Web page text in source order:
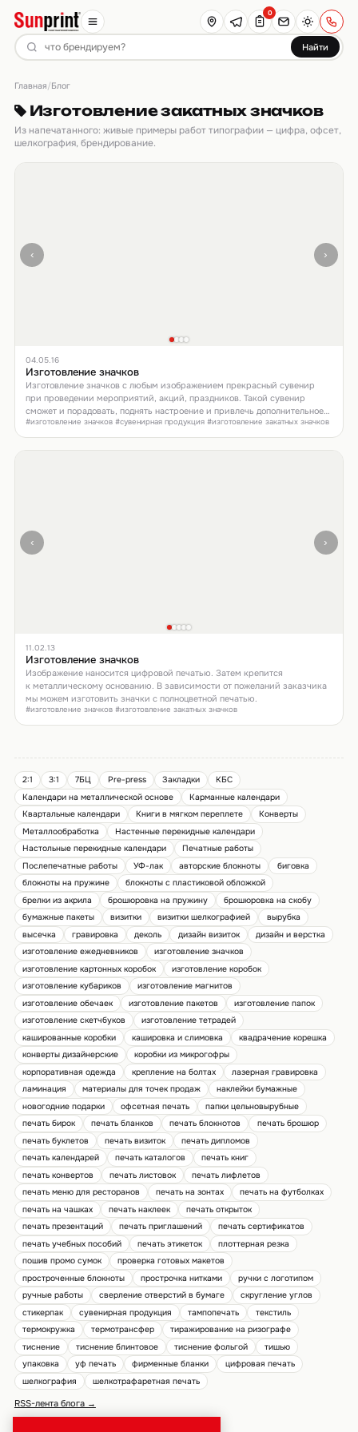
Найти
0
Главная/Блог
Изготовление закатных значков
Из напечатанного: живые примеры работ типографии — цифра, офсет,
шелкография, брендирование.
‹ ›
04.05.16
Изготовление значков
Изготовление значков с любым изображением прекрасный сувенир
при проведении мероприятий, акций, праздников. Такой сувенир
сможет и порадовать, поднять настроение и привлечь дополнительное
внимание.
#изготовление значков #сувенирная продукция #изготовление закатных значков
‹ ›
11.02.13
Изготовление значков
Изображение наносится цифровой печатью. Затем крепится
к металлическому основанию. В зависимости от пожеланий заказчика
мы можем изготовить значки с полноцветной печатью.
#изготовление значков #изготовление закатных значков
2:1 3:1 7БЦ Pre-press Закладки
КБС
Календари на металлической основе
Карманные календари
Квартальные календари
Книги в мягком переплете
Конверты
Металлообработка
Настенные перекидные календари
Настольные перекидные календари
Печатные работы
Послепечатные работы
УФ-лак авторские блокноты
биговка
блокноты на пружине
блокноты с пластиковой обложкой
брелки из акрила
брошюровка на пружину
брошюровка на скобу
бумажные пакеты
визитки визитки шелкографией
вырубка
высечка
гравировка деколь дизайн визиток
дизайн и верстка
изготовление ежедневников
изготовление значков
изготовление картонных коробок
изготовление коробок
изготовление кубариков
изготовление магнитов
изготовление обечаек
изготовление пакетов
изготовление папок
изготовление скетчбуков
изготовление тетрадей
кашированные коробки
кашировка и слимовка
квадрачение корешка
конверты дизайнерские
коробки из микрогофры
корпоративная одежда
крепление на болтах
лазерная гравировка
ламинация
материалы для точек продаж
наклейки бумажные
новогодние подарки
офсетная печать
папки цельновырубные
печать бирок
печать бланков печать блокнотов
печать брошюр
печать буклетов
печать визиток
печать дипломов
печать календарей
печать каталогов
печать книг
печать конвертов
печать листовок
печать лифлетов
печать меню для ресторанов
печать на зонтах
печать на футболках
печать на чашках
печать наклеек
печать открыток
печать презентаций
печать приглашений
печать сертификатов
печать учебных пособий
печать этикеток
плоттерная резка
пошив промо сумок
проверка готовых макетов
простроченные блокноты
прострочка нитками
ручки с логотипом
ручные работы
сверление отверстий в бумаге
скругление углов
стикерпак
сувенирная продукция тампопечать
текстиль
термокружка
термотрансфер
тиражирование на ризографе
тиснение
тиснение блинтовое тиснение фольгой
тишью
упаковка
уф печать фирменные бланки
цифровая печать
шелкография
шелкотрафаретная печать
RSS-лента блога →